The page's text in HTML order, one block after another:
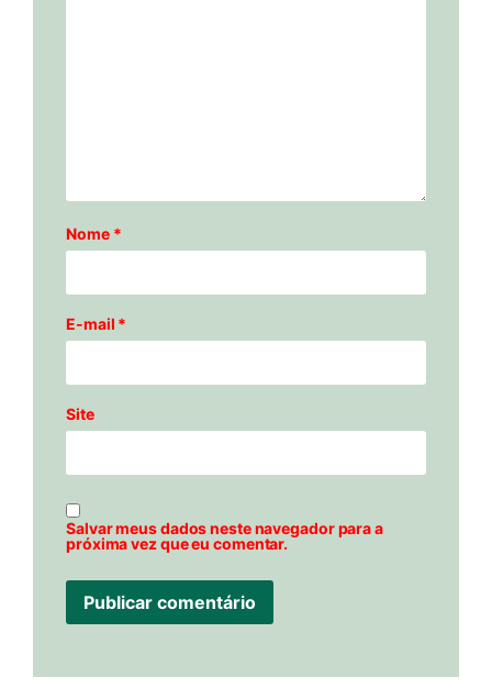
Nome *
E-mail *
Site
Salvar meus dados neste navegador para a
próxima vez que eu comentar.